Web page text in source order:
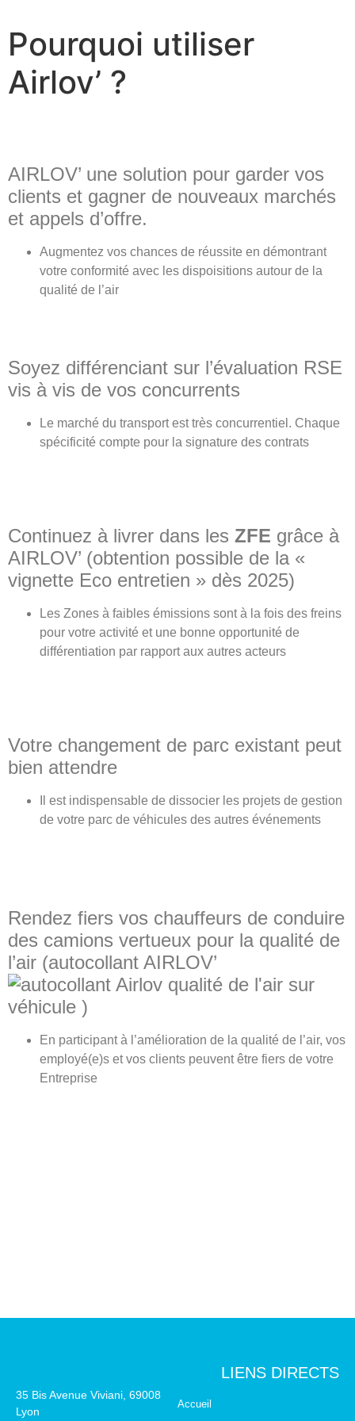
Pourquoi utiliser
Airlov’ ?
AIRLOV’ une solution pour garder vos
clients et gagner de nouveaux marchés
et appels d’offre.
Augmentez vos chances de réussite en démontrant
votre conformité avec les dispoisitions autour de la
qualité de l’air
Soyez différenciant sur l’évaluation RSE
vis à vis de vos concurrents
Le marché du transport est très concurrentiel. Chaque
spécificité compte pour la signature des contrats
Continuez à livrer dans les ZFE grâce à
AIRLOV’ (obtention possible de la «
vignette Eco entretien » dès 2025)
Les Zones à faibles émissions sont à la fois des freins
pour votre activité et une bonne opportunité de
différentiation par rapport aux autres acteurs
Votre changement de parc existant peut
bien attendre
Il est indispensable de dissocier les projets de gestion
de votre parc de véhicules des autres événements
Rendez fiers vos chauffeurs de conduire
des camions vertueux pour la qualité de
l’air (autocollant AIRLOV’
sur
véhicule )
En participant à l’amélioration de la qualité de l’air, vos
employé(e)s et vos clients peuvent être fiers de votre
Entreprise
35 Bis Avenue Viviani, 69008
Lyon
LIENS DIRECTS
Accueil